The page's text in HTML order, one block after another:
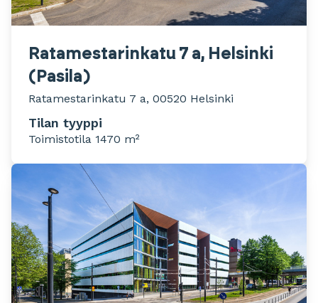
Ratamestarinkatu 7 a, Helsinki
(Pasila)
Ratamestarinkatu 7 a, 00520 Helsinki
Tilan tyyppi
Toimistotila 1470 m²